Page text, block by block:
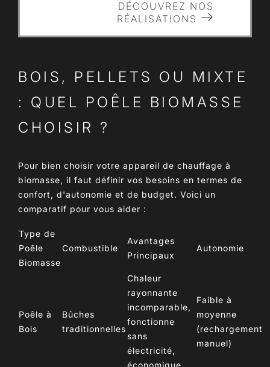
DÉCOUVREZ NOS
RÉALISATIONS
BOIS, PELLETS OU MIXTE
: QUEL POÊLE BIOMASSE
CHOISIR ?
Pour bien choisir votre appareil de chauffage à
biomasse, il faut définir vos besoins en termes de
confort, d'autonomie et de budget. Voici un
comparatif pour vous aider :
Type de
Poêle
Biomasse
Combustible
Avantages
Principaux
Autonomie
Poêle à
Bois
Bûches
traditionnelles
Chaleur
rayonnante
incomparable,
fonctionne
sans
électricité,
Faible à
moyenne
(rechargement
manuel)